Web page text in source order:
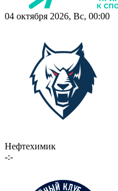
04 октября 2026, Вс, 00:00
Нефтехимик
-:-